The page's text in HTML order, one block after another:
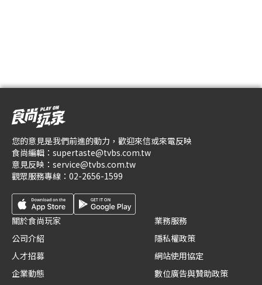
您的意見是我們前進的動力，歡迎來信或來電反映
食尚編輯： supertaste@tvbs.com.tw
意見反映： service@tvbs.com.tw
觀眾服務專線： 02-2656-1599
關於食尚玩家
公司介紹
人才招募
企業動態
業務服務
隱私權政策
網站使用協定
數位廣告與贊助政策